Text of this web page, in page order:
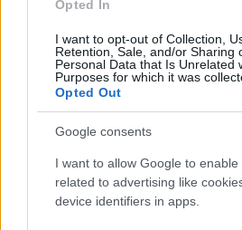
Opted In
I want to opt-out of Collection,
Retention, Sale, and/or Sharing
Personal Data that Is Unrelated
Purposes for which it was
Opted Out
Google consents
I want to allow Google to enable
related to advertising like
device identifiers in apps.
Leeds Unitedvs Manchester United
AC MilanvsManchester United2026-
Támogatás